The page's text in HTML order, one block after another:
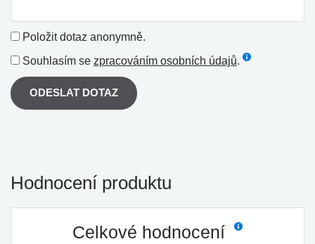
Položit dotaz anonymně.
Souhlasím se zpracováním osobních údajů.
ODESLAT DOTAZ
Hodnocení produktu
Celkové hodnocení